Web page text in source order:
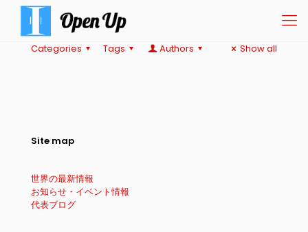
Categories Tags Authors Show all
Site map
世界の最新情報
お知らせ・イベント情報
代表ブログ